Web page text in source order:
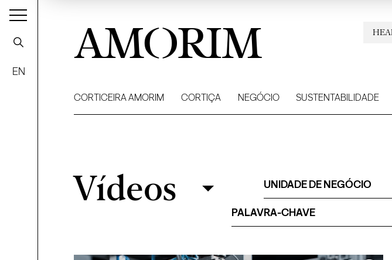
EN
AMORIM
CORTICEIRA AMORIM CORTIÇA NEGÓCIO SUSTENTABILIDADE
Filtrar
Vídeos UNIDADE DE NEGÓCIO